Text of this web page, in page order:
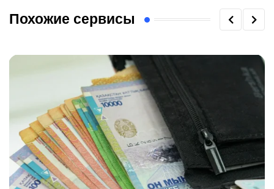
Похожие сервисы